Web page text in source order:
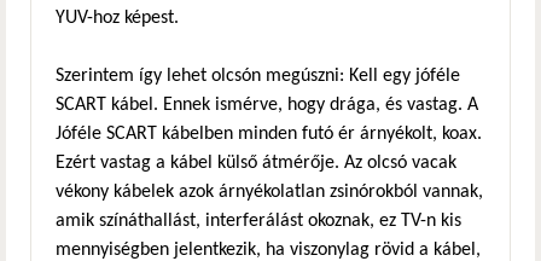
YUV-hoz képest.
Szerintem így lehet olcsón megúszni: Kell egy jóféle
SCART kábel. Ennek ismérve, hogy drága, és vastag. A
Jóféle SCART kábelben minden futó ér árnyékolt, koax.
Ezért vastag a kábel külső átmérője. Az olcsó vacak
vékony kábelek azok árnyékolatlan zsinórokból vannak,
amik színáthallást, interferálást okoznak, ez TV-n kis
mennyiségben jelentkezik, ha viszonylag rövid a kábel,